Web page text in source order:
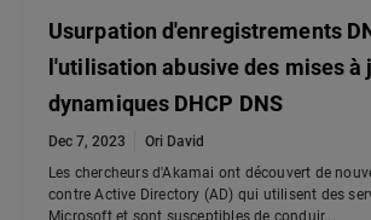
Usurpation d'enregistrements
l'utilisation abusive des mises à
dynamiques DHCP DNS
Dec 7, 2023
Ori David
Les chercheurs d'Akamai ont découvert de
contre Active Directory (AD) qui utilisent des